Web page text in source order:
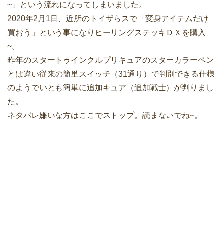
~」という流れになってしまいました。
2020年2月1日、近所のトイザらスで「変身アイテムだけ
買おう」という事になりヒーリングステッキＤＸを購入
~。
昨年のスタートゥインクルプリキュアのスターカラーペン
とは違い従来の簡単スイッチ（31通り）で判別できる仕様
のようでいとも簡単に追加キュア（追加戦士）が判りまし
た。
ネタバレ嫌いな方はここでストップ。読まないでね~。